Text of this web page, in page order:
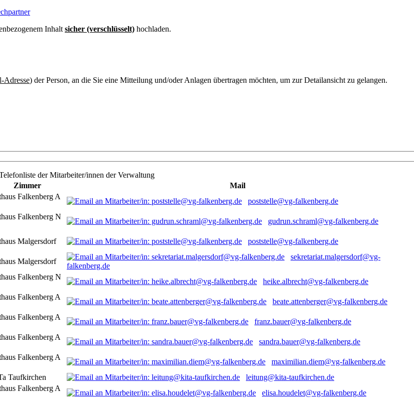
Inhalt sicher (verschlüsselt) hochladen.
Adresse) der Person, an die Sie eine Mitteilung und/oder Anlagen übertragen möchten, um zur Detailansicht zu gelangen.
der Mitarbeiter/innen der Verwaltung
Zimmer
Mail
Falkenberg A
poststelle@vg-falkenberg.de
Falkenberg N
gudrun.schraml@vg-falkenberg.de
Malgersdorf poststelle@vg-falkenberg.de
Malgersdorf
sekretariat.malgersdorf@vg-
falkenberg.de
Falkenberg N
heike.albrecht@vg-falkenberg.de
Falkenberg A
beate.attenberger@vg-falkenberg.de
Falkenberg A
franz.bauer@vg-falkenberg.de
Falkenberg A
sandra.bauer@vg-falkenberg.de
Falkenberg A
maximilian.diem@vg-falkenberg.de
Taufkirchen
leitung@kita-taufkirchen.de
Falkenberg A
elisa.houdelet@vg-falkenberg.de